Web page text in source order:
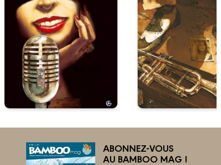
ABONNEZ-VOUS
AU BAMBOO MAG !